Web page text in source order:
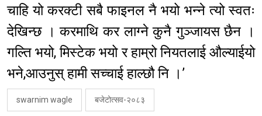
चाहि यो करक्टी सबै फाइनल नै भयो भन्ने त्यो स्वतः
देखिन्छ । करमाथि कर लाग्ने कुनै गुञ्जायस छैन ।
गल्ति भयो, मिस्टेक भयो र हाम्रो नियतलाई औल्याईयो
भने,आउनुस् हामी सच्चाई हाल्छौ नि ।’
swarnim wagle बजेटोत्सव-२०८३